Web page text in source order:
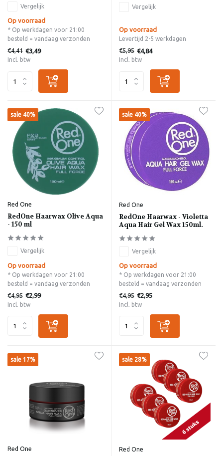
Vergelijk
Op voorraad
* Op werkdagen voor 21:00
besteld = vandaag verzonden
€4,41 €3,49
Incl. btw
Vergelijk
Op voorraad
Levertijd 2-5 werkdagen
€5,95 €4,84
Incl. btw
sale 40%
Red One
RedOne Haarwax Olive Aqua
- 150 ml
Vergelijk
Op voorraad
* Op werkdagen voor 21:00
besteld = vandaag verzonden
€4,95 €2,99
Incl. btw
sale 40%
Red One
RedOne Haarwax - Violetta
Aqua Hair Gel Wax 150ml.
Vergelijk
Op voorraad
* Op werkdagen voor 21:00
besteld = vandaag verzonden
€4,95 €2,95
Incl. btw
sale 17%
Red One
sale 28%
Red One